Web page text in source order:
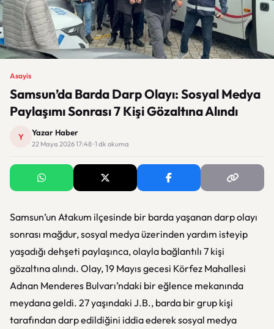
Asayis
Samsun’da Barda Darp Olayı: Sosyal Medya
Paylaşımı Sonrası 7 Kişi Gözaltına Alındı
Y Yazar Haber
22 Mayıs 2026 17:48 · 1 dk okuma
Samsun’un Atakum ilçesinde bir barda yaşanan darp olayı
sonrası mağdur, sosyal medya üzerinden yardım isteyip
yaşadığı dehşeti paylaşınca, olayla bağlantılı 7 kişi
gözaltına alındı. Olay, 19 Mayıs gecesi Körfez Mahallesi
Adnan Menderes Bulvarı’ndaki bir eğlence mekanında
meydana geldi. 27 yaşındaki J.B., barda bir grup kişi
tarafından darp edildiğini iddia ederek sosyal medya